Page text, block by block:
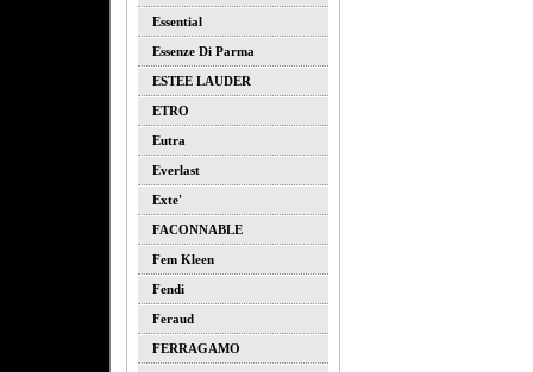
Essential
Essenze Di Parma
ESTEE LAUDER
ETRO
Eutra
Everlast
Exte'
FACONNABLE
Fem Kleen
Fendi
Feraud
FERRAGAMO